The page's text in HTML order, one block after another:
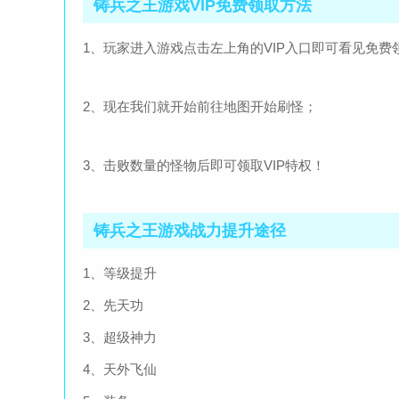
铸兵之王游戏VIP免费领取方法
1、玩家进入游戏点击左上角的VIP入口即可看见免费
2、现在我们就开始前往地图开始刷怪；
3、击败数量的怪物后即可领取VIP特权！
铸兵之王游戏战力提升途径
1、等级提升
2、先天功
3、超级神力
4、天外飞仙